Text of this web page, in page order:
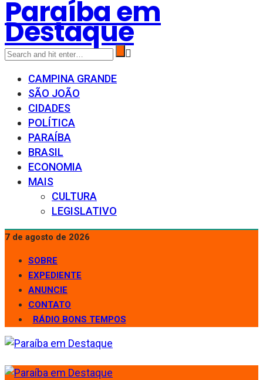
Paraíba em
Destaque
CAMPINA GRANDE
SÃO JOÃO
CIDADES
POLÍTICA
PARAÍBA
BRASIL
ECONOMIA
MAIS
CULTURA
LEGISLATIVO
7 de agosto de 2026
SOBRE
EXPEDIENTE
ANUNCIE
CONTATO
RÁDIO BONS TEMPOS